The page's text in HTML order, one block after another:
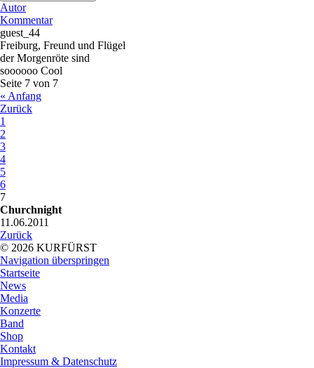
Autor
Kommentar
guest_44
Freiburg, Freund und Flügel
der Morgenröte sind
soooooo Cool
Seite 7 von 7
« Anfang
Zurück
1
2
3
4
5
6
7
Churchnight
11.06.2011
Zurück
© 2026 KURFÜRST
Navigation überspringen
Startseite
News
Media
Konzerte
Band
Shop
Kontakt
Impressum & Datenschutz